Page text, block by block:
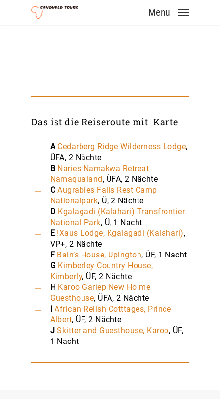
Menu
Das ist die Reiseroute mit Karte
A Cedarberg Ridge Wilderness Lodge,
ÜFA, 2 Nächte
B Naries Namakwa Retreat
Namaqualand , ÜFA, 2 Nächte
C Augrabies Falls Rest Camp
Nationalpark, Ü, 2 Nächte
D Kgalagadi (Kalahari) Transfrontier
National Park, Ü, 1 Nacht
E !Xaus Lodge, Kgalagadi (Kalahari),
VP+, 2 Nächte
F Bain’s House, Upington, ÜF, 1 Nacht
G Kimberley Country House,
Kimberly, ÜF, 2 Nächte
H Karoo Gariep New Holme
Guesthouse, ÜFA, 2 Nächte
African Relish Cotttages, Prince
Albert, ÜF, 2 Nächte
J Skitterland Guesthouse, Karoo, ÜF,
1 Nacht